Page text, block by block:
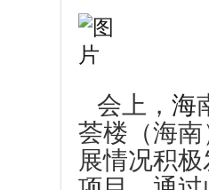
会上， 海
荟楼（海
展情况积